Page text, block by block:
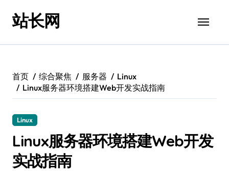
站长网
首页 综合聚焦 服务器
Linux
Linux服务器环境搭建Web开发实战指南
Linux
Linux服务器环境搭建Web开发
实战指南